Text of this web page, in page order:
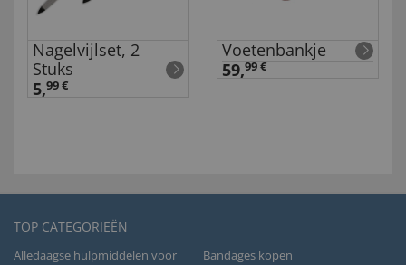
Nagelvijlset, 2
Stuks
5,99 €
Voetenbankje
59,99 €
TOP CATEGORIEËN
Alledaagse hulpmiddelen voor
Bandages kopen